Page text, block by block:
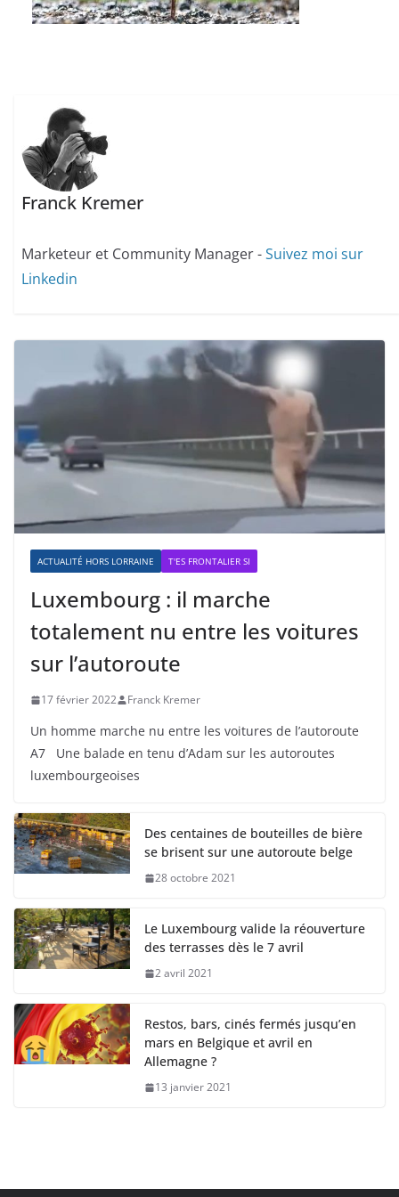
Franck Kremer
Marketeur et Community Manager -Suivez moi sur
Linkedin
ACTUALITÉ HORS LORRAINE T'ES FRONTALIER SI
Luxembourg : il marche
totalement nu entre les voitures
sur l’autoroute
17 février 2022 Franck Kremer
Un homme marche nu entre les voitures de l’autoroute
A7 Une balade en tenu d’Adam sur les autoroutes
luxembourgeoises
Des centaines de bouteilles de bière
se brisent sur une autoroute belge
28 octobre 2021
Le Luxembourg valide la réouverture
des terrasses dès le 7 avril
2 avril 2021
Restos, bars, cinés fermés jusqu’en
mars en Belgique et avril en
Allemagne ?
13 janvier 2021